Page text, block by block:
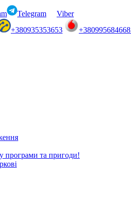
Telegram
Viber
+380935353653 +380995684668
програми та пригоди!